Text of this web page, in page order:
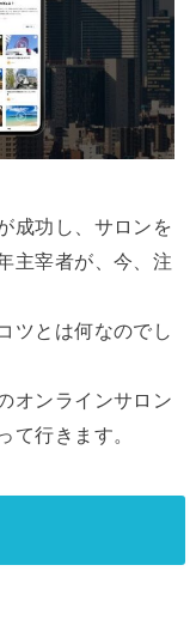
成功し、サロンを
主宰者が、今、注
ツとは何なのでし
オンラインサロン
て行きます。